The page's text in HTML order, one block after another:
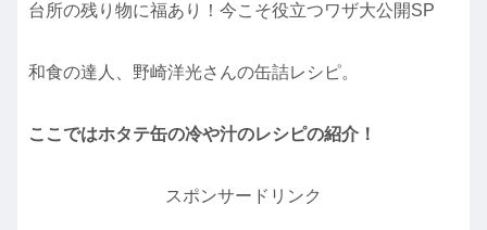
台所の残り物に福あり！今こそ役立つワザ大公開SP
和食の達人、野崎洋光さんの缶詰レシピ。
ここではホタテ缶の冷や汁のレシピの紹介！
スポンサードリンク